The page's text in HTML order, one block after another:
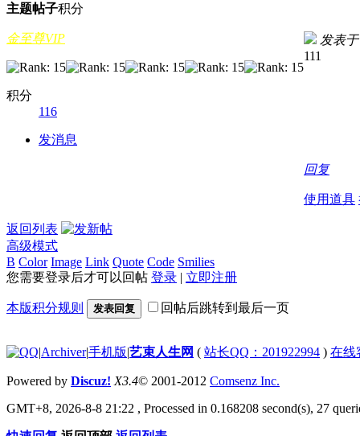
主题帖子积分
金至尊VIP
积分
116
发消息
发表
111
回复
使用道具
返回列表
高级模式
B Color Image Link Quote Code Smilies
您需要登录后才可以回帖 登录 | 立即注册
本版积分规则 发表回复 回帖后跳转到最后一页
|Archiver|手机版|艺束人生网 ( 站长QQ：201922994 ) 在线
Powered by Discuz! X3.4© 2001-2012 Comsenz Inc.
GMT+8, 2026-8-8 21:22 , Processed in 0.168208 second(s), 27